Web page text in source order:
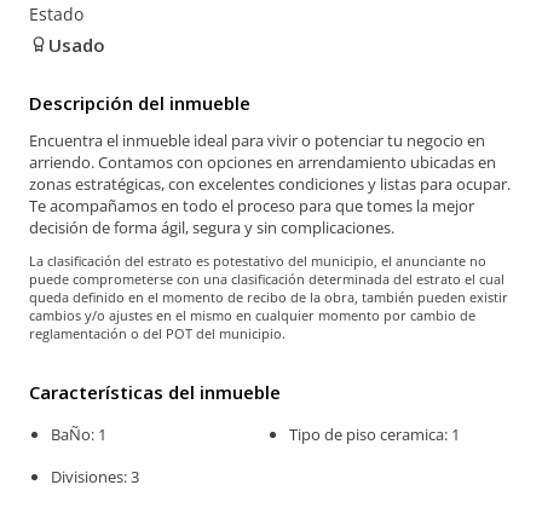
Estado
Usado
Descripción del inmueble
Encuentra el inmueble ideal para vivir o potenciar tu negocio en
arriendo. Contamos con opciones en arrendamiento ubicadas en
zonas estratégicas, con excelentes condiciones y listas para ocupar.
Te acompañamos en todo el proceso para que tomes la mejor
decisión de forma ágil, segura y sin complicaciones.
La clasificación del estrato es potestativo del municipio, el anunciante no
puede comprometerse con una clasificación determinada del estrato el cual
queda definido en el momento de recibo de la obra, también pueden existir
cambios y/o ajustes en el mismo en cualquier momento por cambio de
reglamentación o del POT del municipio.
Características del inmueble
BaÑo: 1
Divisiones: 3
Tipo de piso ceramica: 1